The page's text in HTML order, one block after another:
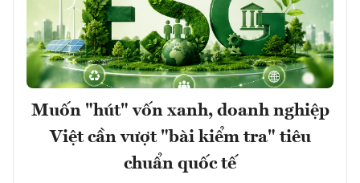
Muốn "hút" vốn xanh, doanh nghiệp
Việt cần vượt "bài kiểm tra" tiêu
chuẩn quốc tế